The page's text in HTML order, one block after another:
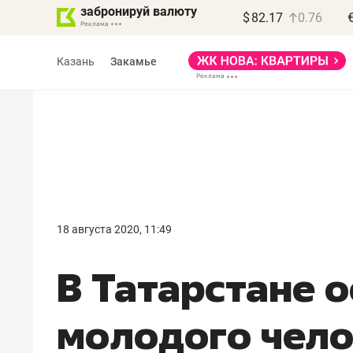
забронируй валюту $ 82.17 0.76
Казань Закамье
18 августа 2020, 11:49
В Татарстане
молодого
правил, бизнес может
потерять минимум